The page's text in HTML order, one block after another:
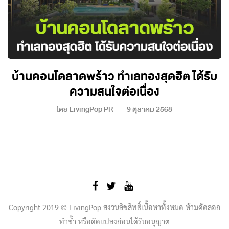
บ้านคอนโดลาดพร้าว ทำเลทองสุดฮิต ได้รับ
ความสนใจต่อเนื่อง
โดย LivingPop PR 9 ตุลาคม 2568
Copyright 2019 © LivingPop สงวนลิขสิทธิ์เนื้อหาทั้งหมด ห้ามคัดลอก
ทำซ้ำ หรือดัดแปลงก่อนได้รับอนุญาต